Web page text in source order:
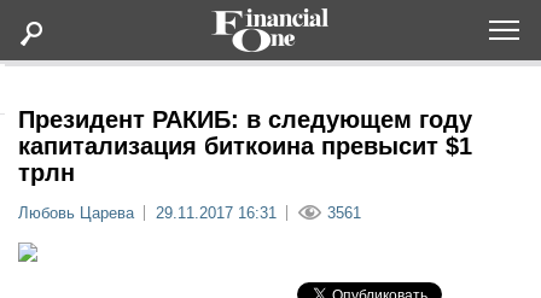
Президент РАКИБ: в следующем году
капитализация биткоина превысит $1
трлн
Любовь Царева 29.11.2017 16:31 3561